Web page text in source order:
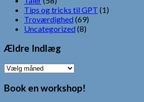
Tips og tricks til GPT (1)
Troværdighed (69)
Uncategorized (8)
Ældre Indlæg
Ældre
Book en workshop!